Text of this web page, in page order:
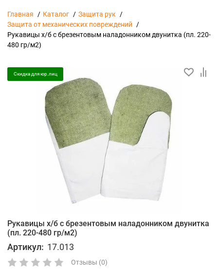
Главная Каталог
Защита рук
Защита от механических повреждений
Рукавицы х/б с брезентовым наладонником двунитка (пл. 220-
480 гр/м2)
Скидка для юр.лиц
Рукавицы х/б с брезентовым наладонником двунитка
(пл. 220-480 гр/м2)
Артикул: 17.013
Отзывы (0)